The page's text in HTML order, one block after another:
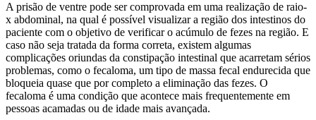
A prisão de ventre pode ser comprovada em uma realização de raio-
x abdominal, na qual é possível visualizar a região dos intestinos do
paciente com o objetivo de verificar o acúmulo de fezes na região. E
caso não seja tratada da forma correta, existem algumas
complicações oriundas da constipação intestinal que acarretam sérios
problemas, como o fecaloma, um tipo de massa fecal endurecida que
bloqueia quase que por completo a eliminação das fezes. O
fecaloma é uma condição que acontece mais frequentemente em
pessoas acamadas ou de idade mais avançada.